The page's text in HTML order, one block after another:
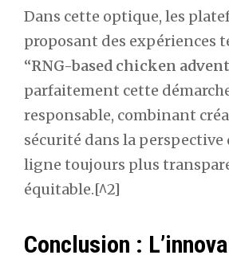
Dans cette optique, les
proposant des expériences
“RNG-based chicken
parfaitement cette
responsable, combinant
sécurité dans la perspective
ligne toujours plus
équitable.[^2]
Conclusion :